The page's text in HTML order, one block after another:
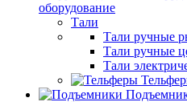
оборудование
Тали
Тали ручные
Тали ручные
Тали